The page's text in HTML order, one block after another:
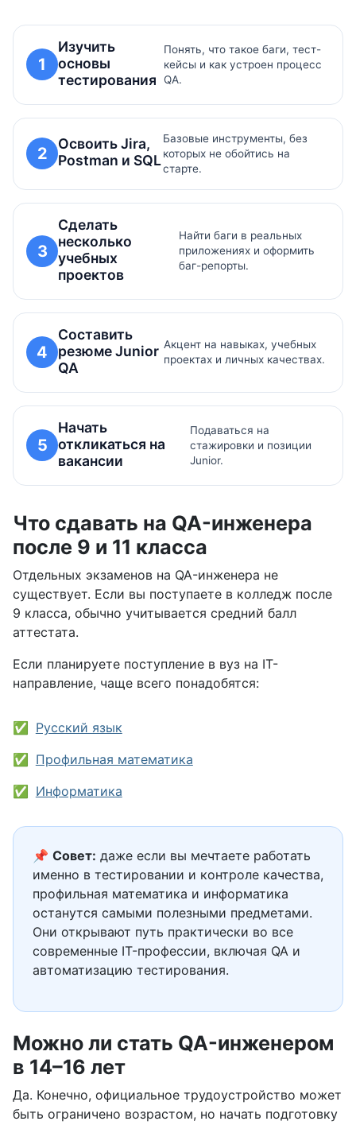
1
Изучить
основы
тестирования
Понять, что такое баги, тест-
кейсы и как устроен процесс
QA.
2
Освоить Jira,
Postman и SQL
Базовые инструменты, без
которых не обойтись на
старте.
3
Сделать
несколько
учебных
проектов
Найти баги в реальных
приложениях и оформить
баг-репорты.
4
Составить
резюме Junior
QA
Акцент на навыках, учебных
проектах и личных качествах.
5
Начать
откликаться на
вакансии
Подаваться на
стажировки и позиции
Junior.
Что сдавать на QA-инженера
после 9 и 11 класса
Отдельных экзаменов на QA-инженера не
существует. Если вы поступаете в колледж после
9 класса, обычно учитывается средний балл
аттестата.
Если планируете поступление в вуз на IT-
направление, чаще всего понадобятся:
Русский язык
Профильная математика
Информатика
📌 Совет: даже если вы мечтаете работать
именно в тестировании и контроле качества,
профильная математика и информатика
останутся самыми полезными предметами.
Они открывают путь практически во все
современные IT-профессии, включая QA и
автоматизацию тестирования.
Можно ли стать QA-инженером
в 14–16 лет
Да. Конечно, официальное трудоустройство может
быть ограничено возрастом, но начать подготовку